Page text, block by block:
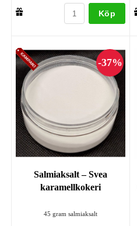
Köp
Salmiaksalt – Svea
karamellkokeri
45 gram salmiaksalt